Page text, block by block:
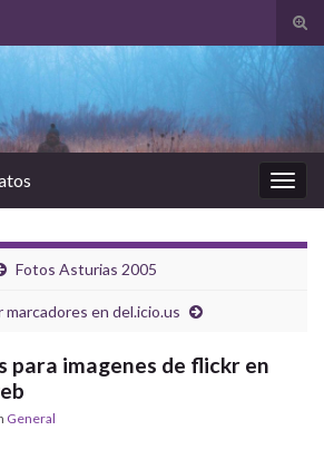
el
la
Fotos Asturias 2005
marcadores en del.icio.us
para imagenes de flickr en
General